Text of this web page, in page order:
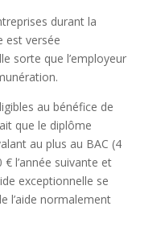
durant la
est versée
sorte que l’employeur
au bénéfice de
que le diplôme
au plus au BAC (4
l’année suivante et
exceptionnelle se
l’aide normalement